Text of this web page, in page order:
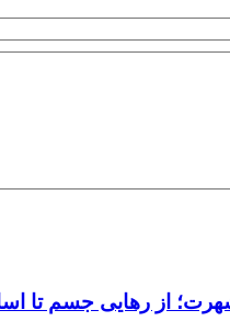
از رهایی جسم تا